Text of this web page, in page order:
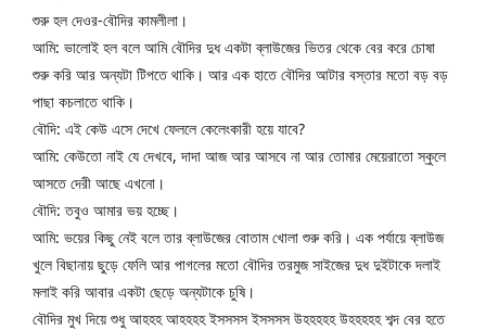
শুরু হল দেওর-বৌদির কামলীলা।
আমি: ভালোই হল বলে আমি বৌদির দুধ একটা ব্লাউজের ভিতর থেকে বের করে চোষা
শুরু করি আর অন্যটা টিপতে থাকি। আর এক হাতে বৌদির আটার বস্তার মতো বড় বড়
পাছা কচলাতে থাকি।
বৌদি: এই কেউ এসে দেখে ফেললে কেলেংকারী হয়ে যাবে?
আমি: কেউতো নাই যে দেখবে, দাদা আজ আর আসবে না আর তোমার মেয়েরাতো স্কুলে
আসতে দেরী আছে এখনো।
বৌদি: তবুও আমার ভয় হচ্ছে।
আমি: ভয়ের কিছু নেই বলে তার ব্লাউজের বোতাম খোলা শুরু করি। এক পর্যায়ে ব্লাউজ
খুলে বিছানায় ছুড়ে ফেলি আর পাগলের মতো বৌদির তরমুজ সাইজের দুধ দুইটাকে দলাই
মলাই করি আবার একটা ছেড়ে অন্যটাকে চুষি।
বৌদির মুখ দিয়ে শুধু আহহহ আহহহহ ইসসসস ইসসসস উহহহহহ উহহহহহ শব্দ বের হতে